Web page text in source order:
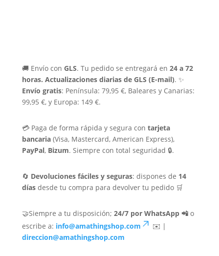
🚚 Envío con GLS. Tu pedido se entregará en 24 a 72
horas. Actualizaciones diarias de GLS (E-mail). ✨
Envío gratis: Península: 79,95 €, Baleares y Canarias:
99,95 €, y Europa: 149 €.
💳 Paga de forma rápida y segura con tarjeta
bancaria(Visa, Mastercard, American Express),
PayPal, Bizum. Siempre con total seguridad 🔒.
🔄 Devoluciones fáciles y seguras: dispones de 14
díasdesde tu compra para devolver tu pedido 🛒
🤝Siempre a tu disposición; 24/7 por WhatsApp 📲o
escribe a: info@amathingshop.com
✉️ |
direccion@amathingshop.com